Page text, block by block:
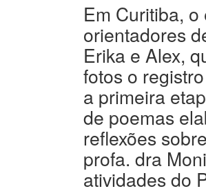
Em Curitiba,
orientadores
Erika e Alex,
fotos o
a primeira
de poemas
reflexões
profa. dra
atividades do